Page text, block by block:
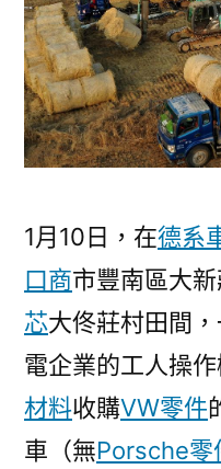
1月10日，在德系
口商市豐南區大
芯大佟莊村田間
電企業的工人操
材料收購VW零件
車（無Porsche零